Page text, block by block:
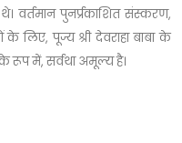
वर्तमान पुनर्प्रकाशित संस्करण,
के लिए, पूज्य श्री देवराहा बाबा के
रूप में, सर्वथा अमूल्य है।